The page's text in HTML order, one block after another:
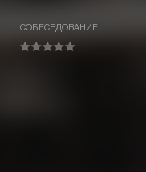
СОБЕСЕДОВАНИЕ